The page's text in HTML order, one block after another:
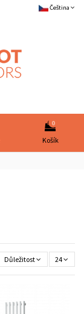
Čeština
0
Košík
Důležitost 24